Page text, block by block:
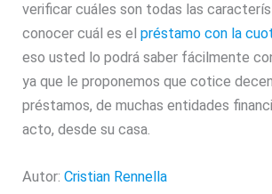
verificar cuáles son todas las
conocer cuál es elpréstamo con la
eso usted lo podrá saber fácilmente
ya que le proponemos que cotice
préstamos, de muchas entidades
acto, desde su casa.
Autor:Cristian Rennella